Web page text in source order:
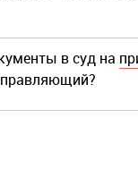
в суд на